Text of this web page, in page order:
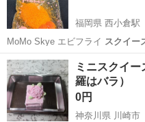
福岡県 西小倉駅
MoMo Skye エビフライ スクイー
ズ…
福岡 北九州市 西小倉駅
ミニスクイ
羅はバラ）
0円
神奈川県 川崎市